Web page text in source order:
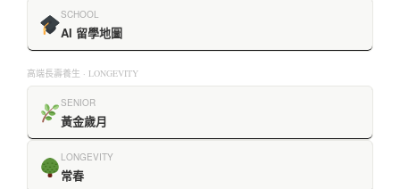
SCHOOL
AI 留學地圖
高端長壽養生 · LONGEVITY
SENIOR
黃金歲月
LONGEVITY
常春